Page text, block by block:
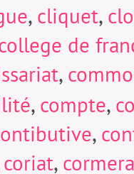
, cliquet,
de
,
, compte,
,
coriat,